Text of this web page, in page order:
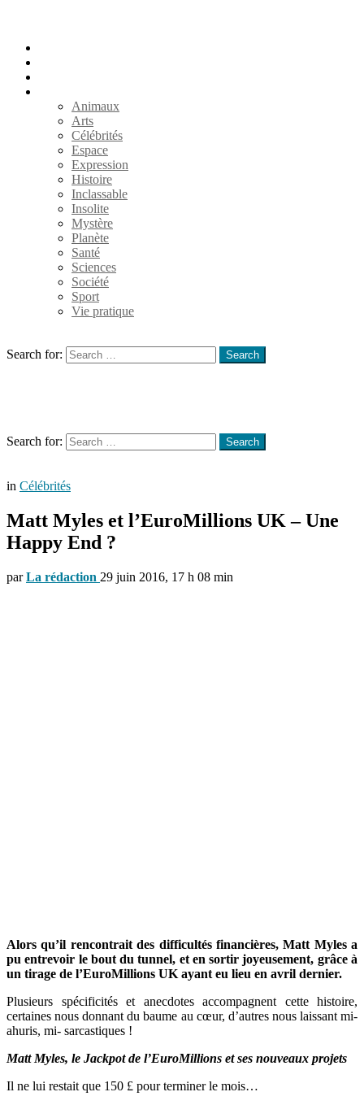
Animaux
Arts
Célébrités
Espace
Expression
Histoire
Inclassable
Insolite
Mystère
Planète
Santé
Sciences
Société
Sport
Vie pratique
Search for:
Search
Search for:
Search
in Célébrités
Matt Myles et l’EuroMillions UK – Une
Happy End ?
par La rédaction 29 juin 2016, 17 h 08 min
Alors qu’il rencontrait des difficultés financières, Matt Myles a
pu entrevoir le bout du tunnel, et en sortir joyeusement, grâce à
un tirage de l’EuroMillions UK ayant eu lieu en avril dernier.
Plusieurs spécificités et anecdotes accompagnent cette histoire,
certaines nous donnant du baume au cœur, d’autres nous laissant mi-
ahuris, mi- sarcastiques !
Matt Myles, le Jackpot de l’EuroMillions et ses nouveaux projets
Il ne lui restait que 150 £ pour terminer le mois…